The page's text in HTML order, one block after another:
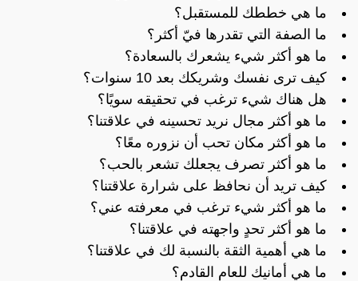
ما هي خططك للمستقبل؟
ما الصفة التي تقدرها فيّ أكثر؟
ما هو أكثر شيء يشعرك بالسعادة؟
كيف ترى نفسك وشريكك بعد 10 سنوات؟
هل هناك شيء ترغب في تحقيقه سويًا؟
ما هو أكثر مجال نريد تحسينه في علاقتنا؟
ما هو أكثر مكان تحب أن نزوره معًا؟
ما هو أكثر تصرف يجعلك تشعر بالحب؟
كيف تريد أن نحافظ على شرارة علاقتنا؟
ما هو أكثر شيء ترغب في معرفته عني؟
ما هو أكثر تحدٍ واجهته في علاقتنا؟
ما هي أهمية الثقة بالنسبة لك في علاقتنا؟
ما هي أمانيك للعام القادم؟